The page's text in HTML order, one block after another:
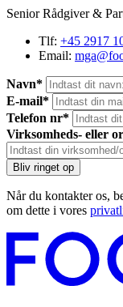
Senior Rådgiver &
Tlf: +45 2917
Email:
Navn*
E-mail*
Telefon nr*
Virksomheds- eller
Når du kontakter os,
om dette i vores